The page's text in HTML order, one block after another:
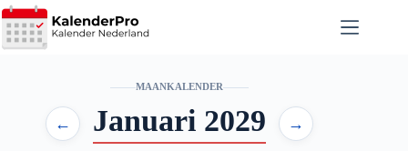
Ga
naar
de
MAANKALENDER
← Januari 2029 →